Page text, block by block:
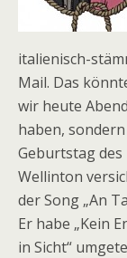
italienisch-
Mail. Das
wir heute
haben,
Geburtstag
Wellinton
der Song „An
Er habe „Kein
in Sicht“